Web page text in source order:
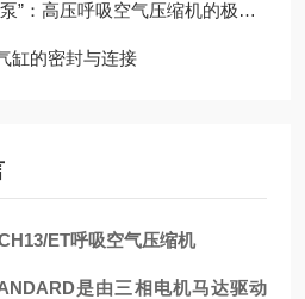
呼吸空气压缩机的极限压缩与净化哲学
缸的密封与连接
ET呼吸空气压缩机
是由三相电机马达驱动